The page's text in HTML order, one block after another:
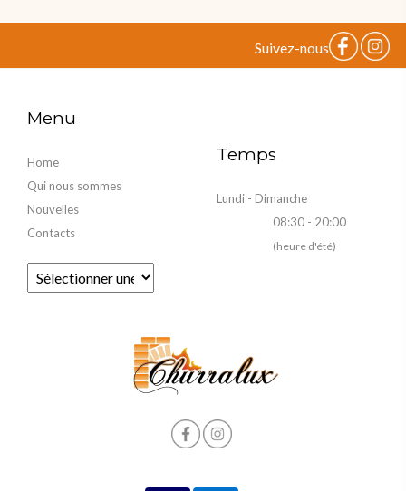
Suivez-nous
Menu
Home
Qui nous sommes
Nouvelles
Contacts
Temps
Lundi - Dimanche
08:30 - 20:00
(heure d'été)